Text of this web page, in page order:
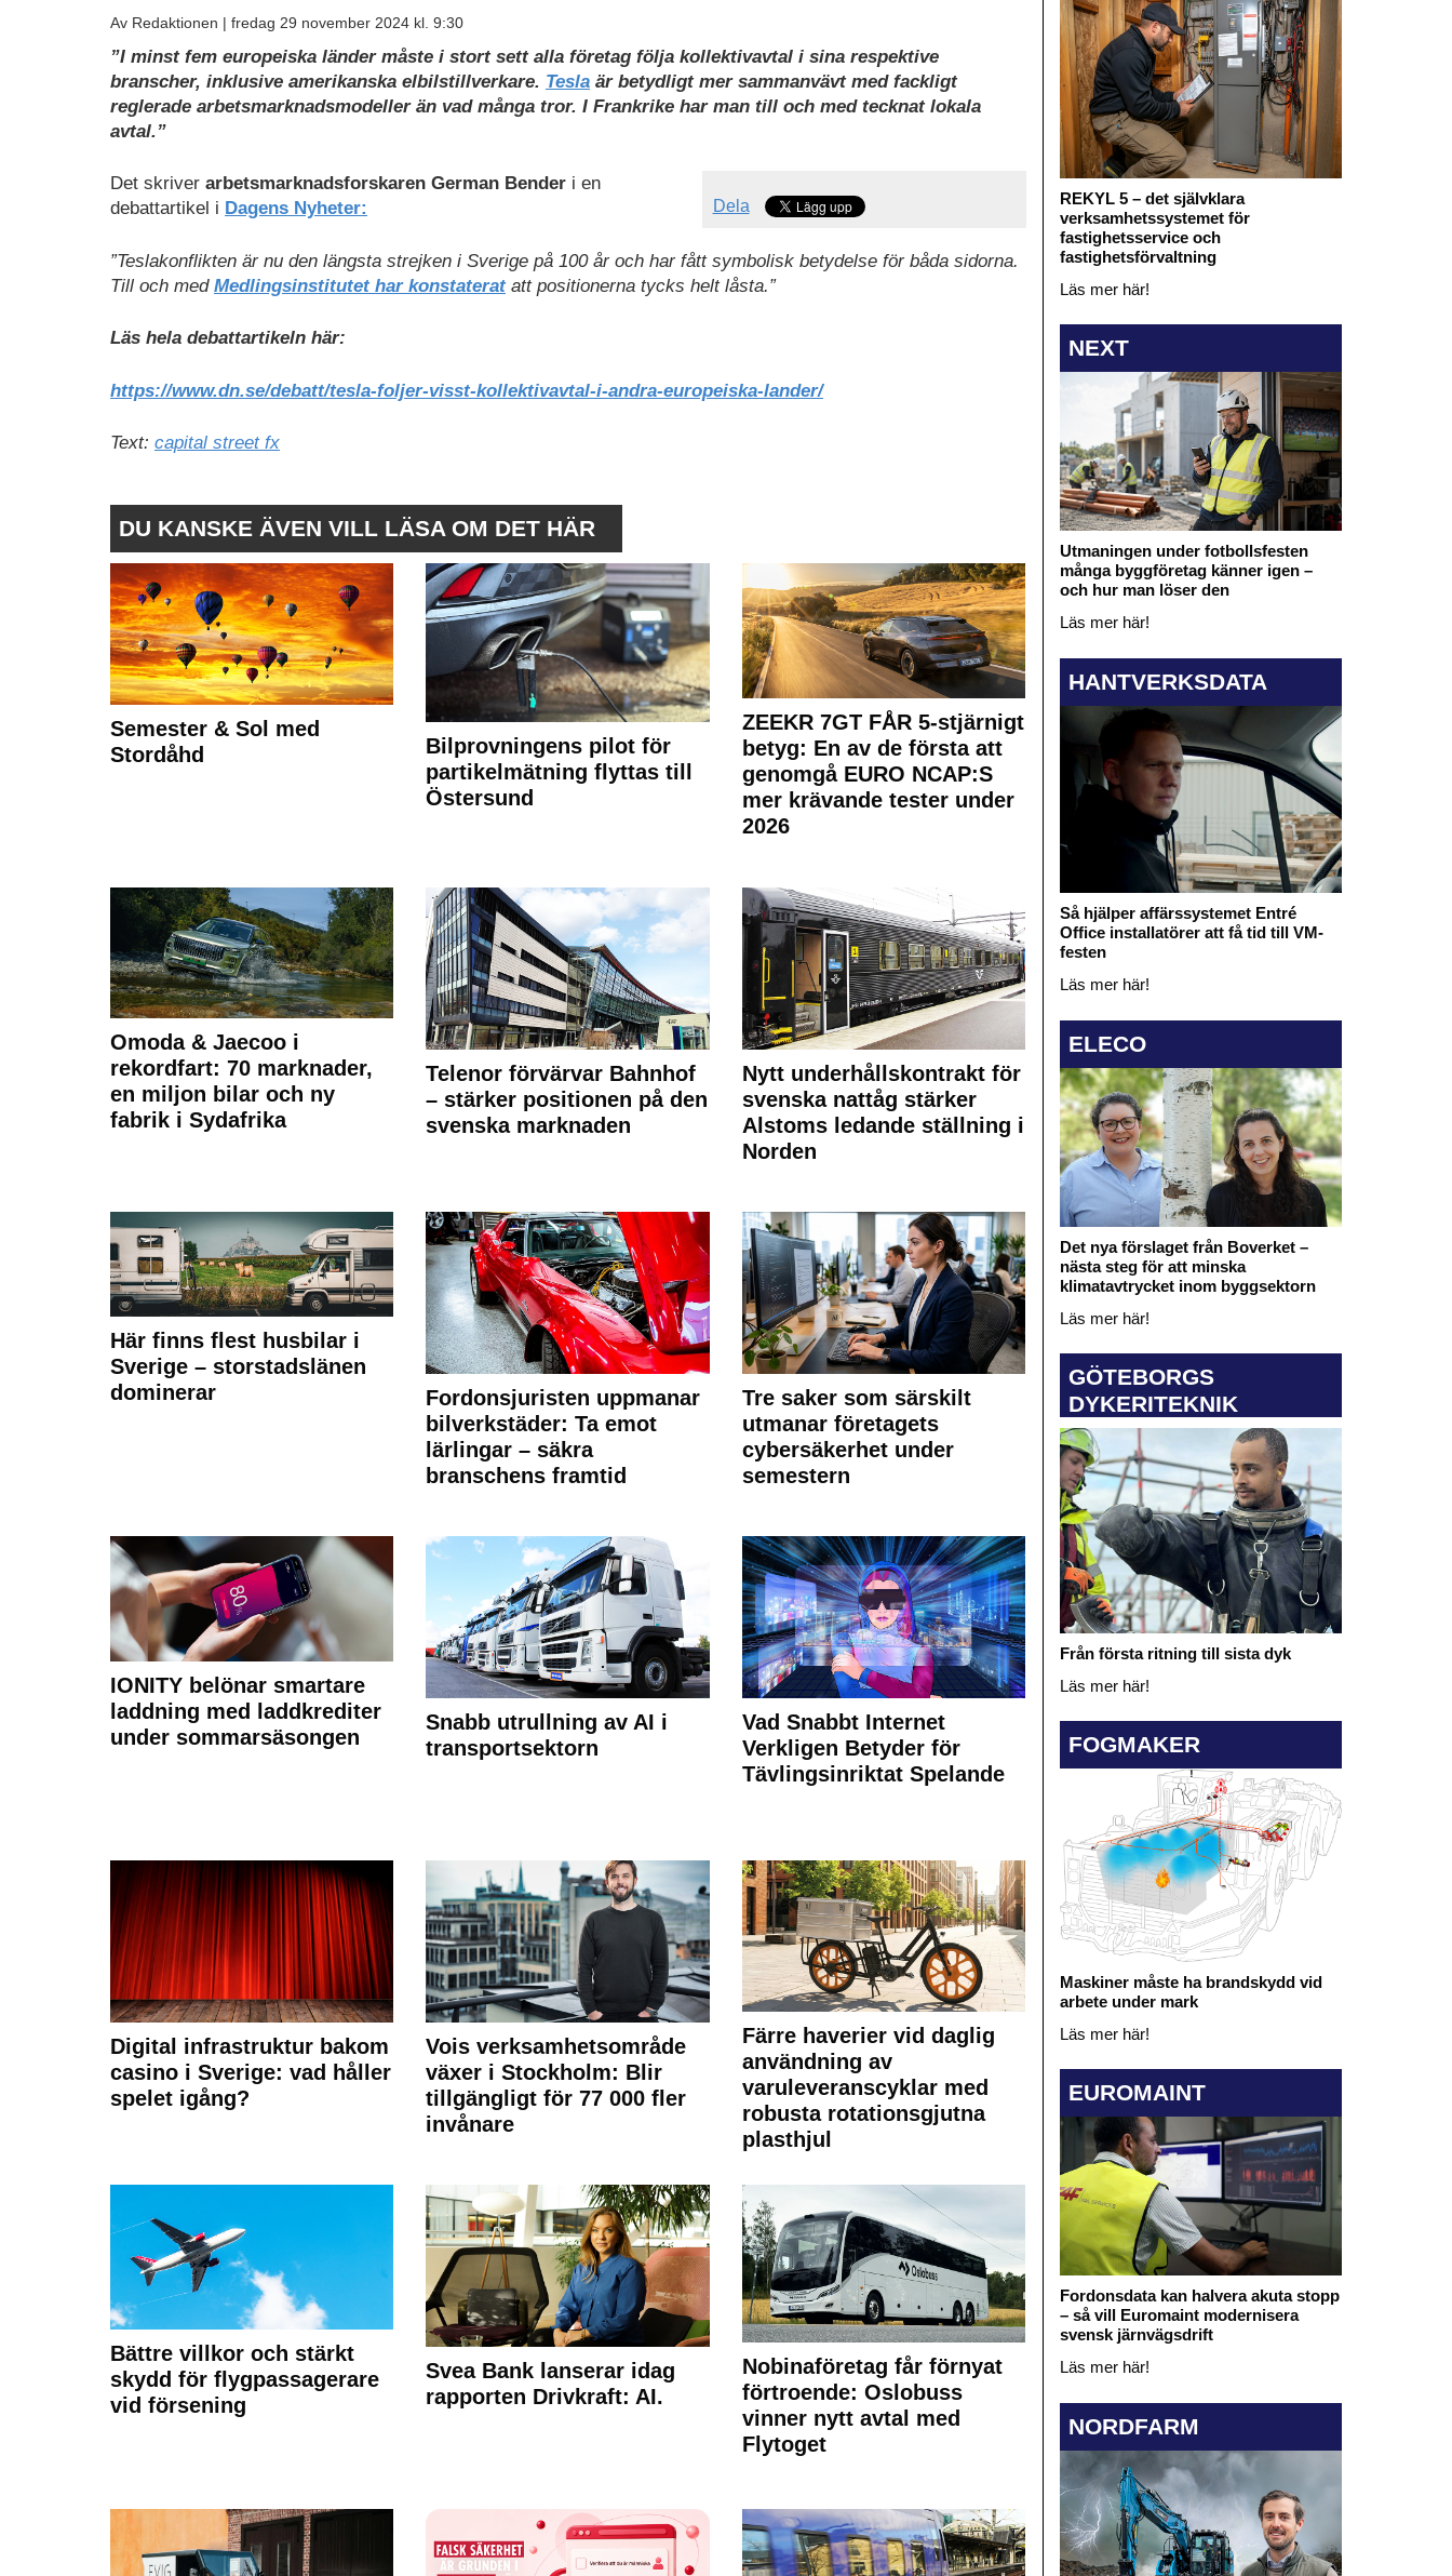
Av Redaktionen | fredag 29 november 2024 kl. 9:30
”I minst fem europeiska länder måste i stort sett alla företag följa kollektivavtal i sina respektive
branscher, inklusive amerikanska elbilstillverkare. Tesla är betydligt mer sammanvävt med fackligt
reglerade arbetsmarknads­modeller än vad många tror. I Frankrike har man till och med tecknat lokala
avtal.”
Dela
Det skriver arbetsmarknadsforskaren German Bender i en
debattartikel i Dagens Nyheter:
”Teslakonflikten är nu den längsta strejken i Sverige på 100 år och har fått symbolisk betydelse för båda sidorna.
Till och med Medlingsinstitutet har konstaterat att positionerna tycks helt låsta.”
Läs hela debattartikeln här:
https://www.dn.se/debatt/tesla-foljer-visst-kollektivavtal-i-andra-europeiska-lander/
Text: capital street fx
DU KANSKE ÄVEN VILL LÄSA OM DET HÄR
Semester & Sol med
Stordåhd
Bilprovningens pilot för
partikelmätning flyttas till
Östersund
ZEEKR 7GT FÅR 5-stjärnigt
betyg: En av de första att
genomgå EURO NCAP:S
mer krävande tester under
2026
Omoda & Jaecoo i
rekordfart: 70 marknader,
en miljon bilar och ny
fabrik i Sydafrika
Telenor förvärvar Bahnhof
– stärker positionen på den
svenska marknaden
Nytt underhållskontrakt för
svenska nattåg stärker
Alstoms ledande ställning i
Norden
Här finns flest husbilar i
Sverige – storstadslänen
dominerar
Fordonsjuristen uppmanar
bilverkstäder: Ta emot
lärlingar – säkra
branschens framtid
Tre saker som särskilt
utmanar företagets
cybersäkerhet under
semestern
IONITY belönar smartare
laddning med laddkrediter
under sommarsäsongen
Snabb utrullning av AI i
transportsektorn
Vad Snabbt Internet
Verkligen Betyder för
Tävlingsinriktat Spelande
Digital infrastruktur bakom
casino i Sverige: vad håller
spelet igång?
Vois verksamhetsområde
växer i Stockholm: Blir
tillgängligt för 77 000 fler
invånare
Färre haverier vid daglig
användning av
varuleveranscyklar med
robusta rotationsgjutna
plasthjul
Bättre villkor och stärkt
skydd för flygpassagerare
vid försening
Svea Bank lanserar idag
rapporten Drivkraft: AI.
Nobinaföretag får förnyat
förtroende: Oslobuss
vinner nytt avtal med
Flytoget
REKYL 5 – det självklara
verksamhetssystemet för
fastighetsservice och
fastighetsförvaltning
Läs mer här!
NEXT
Utmaningen under fotbollsfesten
många byggföretag känner igen –
och hur man löser den
Läs mer här!
HANTVERKSDATA
Så hjälper affärssystemet Entré
Office installatörer att få tid till VM-
festen
Läs mer här!
ELECO
Det nya förslaget från Boverket –
nästa steg för att minska
klimatavtrycket inom byggsektorn
Läs mer här!
GÖTEBORGS
DYKERITEKNIK
Från första ritning till sista dyk
Läs mer här!
FOGMAKER
Maskiner måste ha brandskydd vid
arbete under mark
Läs mer här!
EUROMAINT
Fordonsdata kan halvera akuta stopp
– så vill Euromaint modernisera
svensk järnvägsdrift
Läs mer här!
NORDFARM